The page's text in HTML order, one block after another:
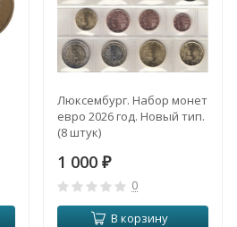
Люксембург. Набор монет
евро 2026 год. Новый тип.
(8 штук)
1 000 ₽
0
В корзину